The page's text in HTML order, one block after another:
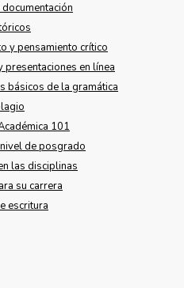
y pensamiento crítico
presentaciones en línea
básicos de la gramática
101
de posgrado
las disciplinas
su carrera
escritura